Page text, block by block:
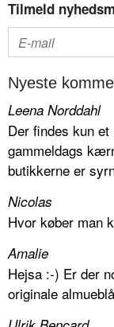
Tilmeld
Nyeste
Leena Norddahl
Der findes kun
gammeldags
butikkerne er
Nicolas
Hvor køber man
Amalie
Hejsa :-) Er der
originale